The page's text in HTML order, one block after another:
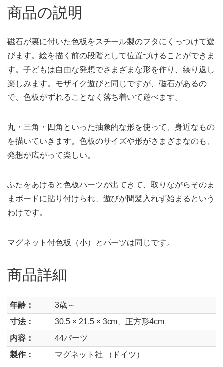
商品の説明
磁石が裏に付いた色板をスチール製のフタにくっつけて遊
びます。絵を描く前の段階として位置づけることができま
す。子どもは自由な発想でさまざまな形を作り、繰り返し
楽しみます。モザイク遊びと同じですが、磁石があるの
で、色板がずれることなく落ち着いて遊べます。
丸・三角・四角といった抽象的な形を使って、身近なもの
を描いていきます。色板のサイズや形がさまざまなのも、
発想が広がって楽しい。
ふたをあけると色板パーツが出てきて、取りながらそのま
まボードに貼り付けられ、遊びが間髪入れず始まるという
わけです。
マグネット付色板（小）とパーツは同じです。
商品詳細
年齢：
3歳～
寸法：
30.5 × 21.5 × 3cm、正方形4cm
内容：
44パーツ
製作：
マグネット社 （ドイツ）